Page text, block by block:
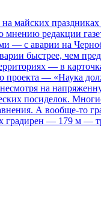
майских
редакции
— с аварии на
быстрее, чем
— в
проекта — «Наука
на
посиделок.
А вообще-то
— 179 м —